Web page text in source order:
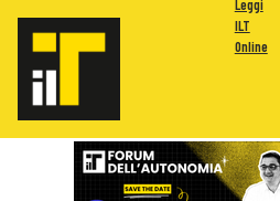
Leggi
ILT
Online